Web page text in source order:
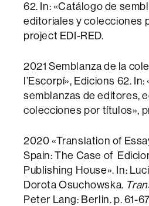
62. In: «Catálogo de
editoriales y colecciones
project EDI-RED.
2021 Semblanza de la
l’Escorpí», Edicions 62.
semblanzas de editores,
colecciones por títulos»,
2020 «Translation of
Spain: The Case of
Publishing House». In:
Dorota Osuchowska.
Peter Lang: Berlin. p. 61-67